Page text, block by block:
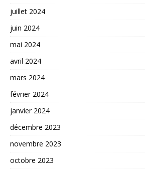
juillet 2024
juin 2024
mai 2024
avril 2024
mars 2024
février 2024
janvier 2024
décembre 2023
novembre 2023
octobre 2023